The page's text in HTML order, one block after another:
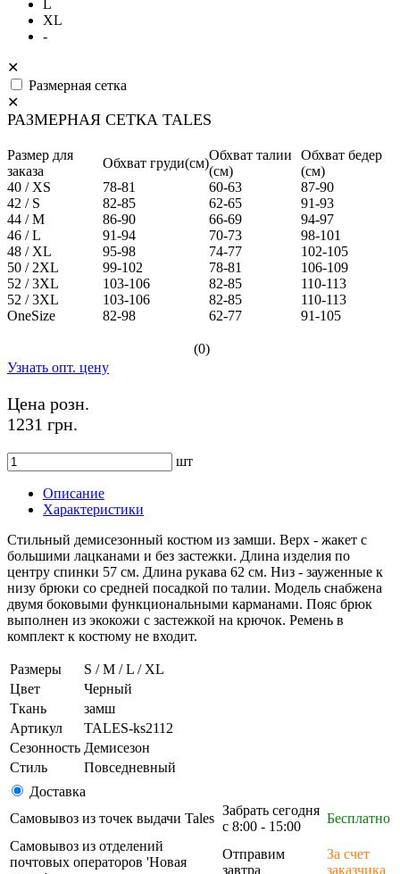
L
XL
-
✕
Размерная сетка
✕
РАЗМЕРНАЯ СЕТКА TALES
Размер для
заказа
Обхват груди(см)
Обхват талии
(см)
Обхват бедер
(см)
40 / XS
78-81 60-63
87-90
42 / S
82-85 62-65
91-93
44 / M
86-90 66-69
94-97
46 / L
91-94 70-73
98-101
48 / XL
95-98 74-77
102-105
50 / 2XL
99-102 78-81
106-109
52 / 3XL
103-106 82-85
110-113
52 / 3XL
103-106 82-85
110-113
OneSize
82-98 62-77 91-105
(0)
Узнать опт. цену
Цена розн.
1231 грн.
шт
Описание
Характеристики
Стильный демисезонный костюм из замши. Верх - жакет с
большими лацканами и без застежки. Длина изделия по
центру спинки 57 см. Длина рукава 62 см. Низ - зауженные к
низу брюки со средней посадкой по талии. Модель снабжена
двумя боковыми функциональными карманами. Пояс брюк
выполнен из экокожи с застежкой на крючок. Ремень в
комплект к костюму не входит.
Размеры
S / M / L / XL
Цвет
Черный
Ткань
замш
Артикул
TALES-ks2112
Сезонность Демисезон
Стиль
Повседневный
Доставка
Самовывоз из точек выдачи Tales
Забрать сегодня
с 8:00 - 15:00
Бесплатно
Самовывоз из отделений
почтовых операторов 'Новая
Отправим
завтра
За счет
заказчика